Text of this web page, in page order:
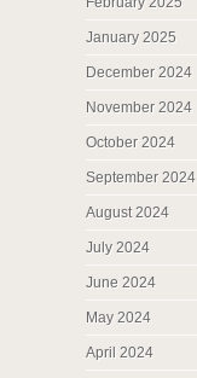
January 2025
December 2024
November 2024
October 2024
September 2024
August 2024
July 2024
June 2024
May 2024
April 2024